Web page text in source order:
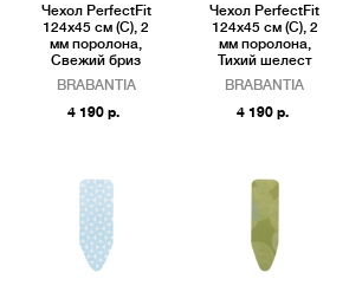
Чехол PerfectFit
124x45 см (С), 2
мм поролона,
Свежий бриз
BRABANTIA
4 190 р.
Чехол PerfectFit
124x45 см (С), 2
мм поролона,
Тихий шелест
BRABANTIA
4 190 р.